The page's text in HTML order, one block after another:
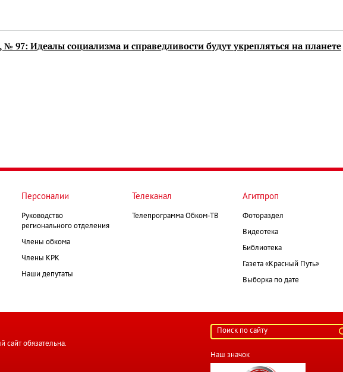
№ 97: Идеалы социализма и справедливости будут укрепляться на планете
Персоналии
Руководство
регионального отделения
Члены обкома
Члены КРК
Наши депутаты
Телеканал
Телепрограмма Обком-ТВ
Агитпроп
Фотораздел
Видеотека
Библиотека
Газета «Красный Путь»
Выборка по дате
сайт обязательна.
Наш значок